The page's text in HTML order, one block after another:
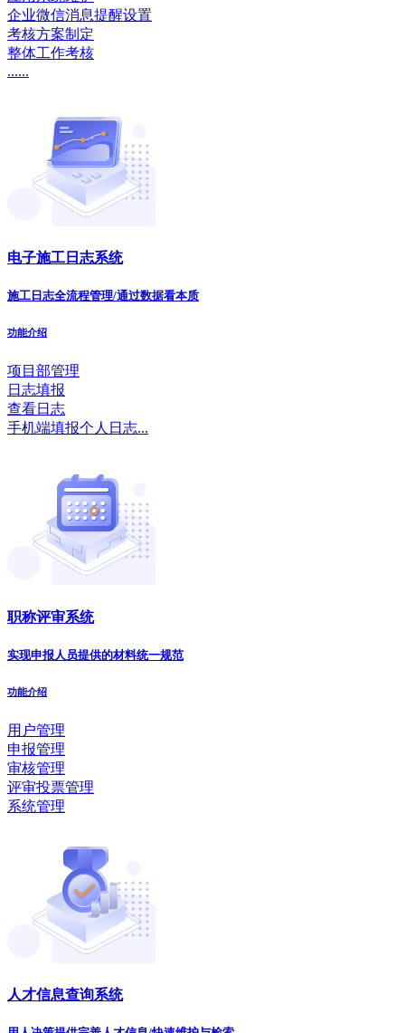
企业微信消息提醒设置
考核方案制定
整体工作考核
......
电子施工日志系统
施工日志全流程管理/通过数据看本质
功能介绍
项目部管理
日志填报
查看日志
手机端填报个人日志...
职称评审系统
实现申报人员提供的材料统一规范
功能介绍
用户管理
申报管理
审核管理
评审投票管理
系统管理
人才信息查询系统